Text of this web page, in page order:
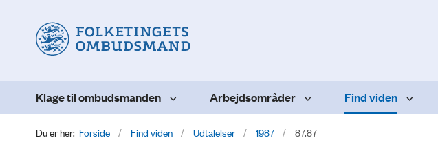
Klage til ombudsmanden Arbejdsområder Find viden
Du er her: Forside Find viden Udtalelser 1987 87.87